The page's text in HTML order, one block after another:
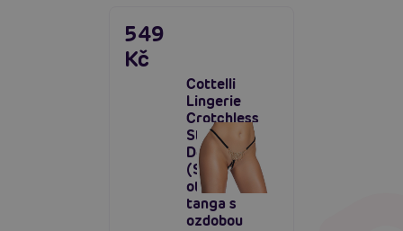
Cottelli
Lingerie
Crotchless
String
Decoration
(S-L),
otevřená
tanga s
ozdobou
549
Kč